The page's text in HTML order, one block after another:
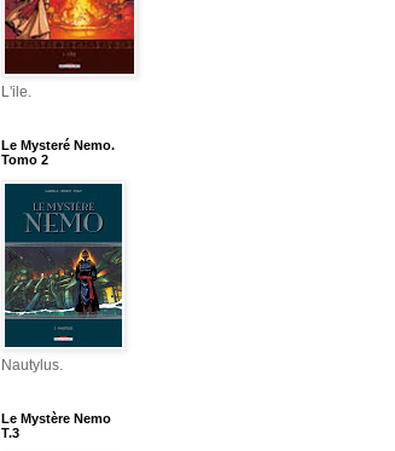
L'ile.
Le Mysteré Nemo.
Tomo 2
Nautylus.
Le Mystère Nemo
T.3